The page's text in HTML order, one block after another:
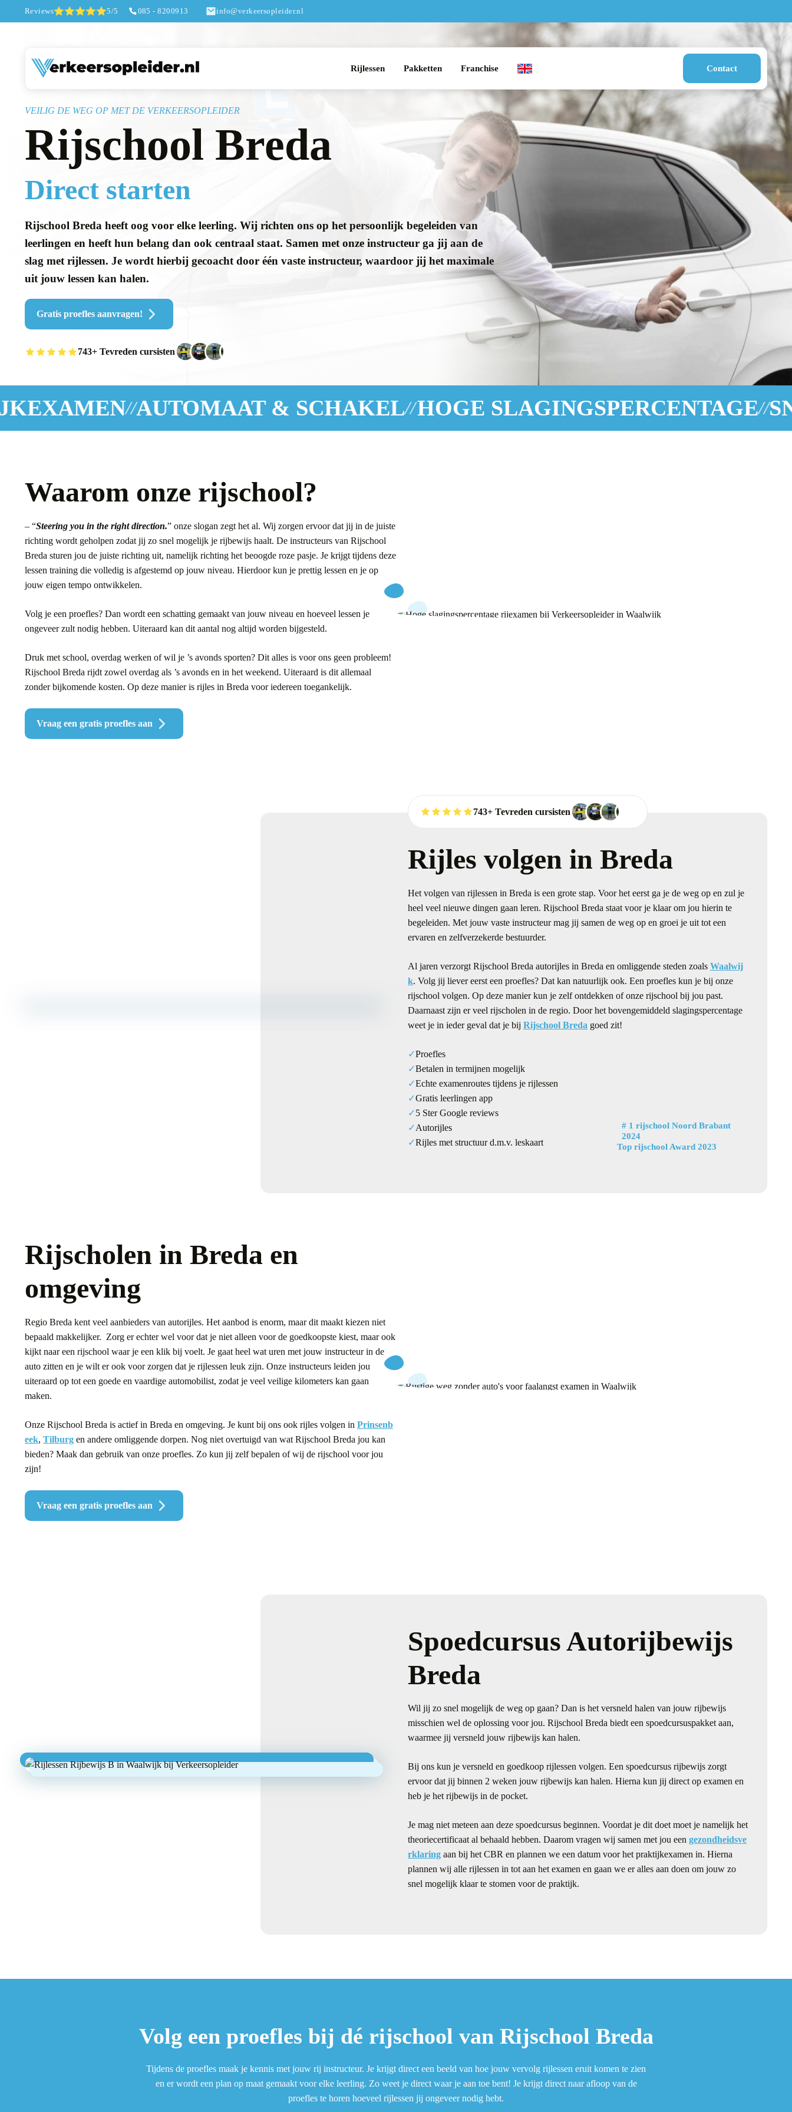
Reviews 5/5 085 - 8200913 info@verkeersopleider.nl
Rijlessen Pakketten Franchise Contact
VEILIG DE WEG OP MET DE VERKEERSOPLEIDER
Rijschool Breda
Direct starten
Rijschool Breda heeft oog voor elke leerling. Wij richten ons op het persoonlijk begeleiden van
leerlingen en heeft hun belang dan ook centraal staat. Samen met onze instructeur ga jij aan de
slag met rijlessen. Je wordt hierbij gecoacht door één vaste instructeur, waardoor jij het maximale
uit jouw lessen kan halen.
Gratis proefles aanvragen!
743+ Tevreden cursisten
AUTOMAAT & SCHAKEL //HOGE SLAGINGSPERCENTAGE//SNEL OP
Waarom onze rijschool?
– “Steering you in the right direction.” onze slogan zegt het al. Wij zorgen ervoor dat jij in de juiste
richting wordt geholpen zodat jij zo snel mogelijk je rijbewijs haalt. De instructeurs van Rijschool
Breda sturen jou de juiste richting uit, namelijk richting het beoogde roze pasje. Je krijgt tijdens deze
lessen training die volledig is afgestemd op jouw niveau. Hierdoor kun je prettig lessen en je op
jouw eigen tempo ontwikkelen.
Volg je een proefles? Dan wordt een schatting gemaakt van jouw niveau en hoeveel lessen je
ongeveer zult nodig hebben. Uiteraard kan dit aantal nog altijd worden bijgesteld.
Druk met school, overdag werken of wil je ’s avonds sporten? Dit alles is voor ons geen probleem!
Rijschool Breda rijdt zowel overdag als ’s avonds en in het weekend. Uiteraard is dit allemaal
zonder bijkomende kosten. Op deze manier is rijles in Breda voor iedereen toegankelijk.
Vraag een gratis proefles aan
743+ Tevreden cursisten
Rijles volgen in Breda
Het volgen van rijlessen in Breda is een grote stap. Voor het eerst ga je de weg op en zul je
heel veel nieuwe dingen gaan leren. Rijschool Breda staat voor je klaar om jou hierin te
begeleiden. Met jouw vaste instructeur mag jij samen de weg op en groei je uit tot een
ervaren en zelfverzekerde bestuurder.
Al jaren verzorgt Rijschool Breda autorijles in Breda en omliggende steden zoals Waalwij
k. Volg jij liever eerst een proefles? Dat kan natuurlijk ook. Een proefles kun je bij onze
rijschool volgen. Op deze manier kun je zelf ontdekken of onze rijschool bij jou past.
Daarnaast zijn er veel rijscholen in de regio. Door het bovengemiddeld slagingspercentage
weet je in ieder geval dat je bij Rijschool Breda goed zit!
Proefles
Betalen in termijnen mogelijk
Echte examenroutes tijdens je rijlessen
Gratis leerlingen app
5 Ster Google reviews
Autorijles
Rijles met structuur d.m.v. leskaart
# 1 rijschool Noord Brabant
2024
Top rijschool Award 2023
Rijscholen in Breda en
omgeving
Regio Breda kent veel aanbieders van autorijles. Het aanbod is enorm, maar dit maakt kiezen niet
bepaald makkelijker. Zorg er echter wel voor dat je niet alleen voor de goedkoopste kiest, maar ook
kijkt naar een rijschool waar je een klik bij voelt. Je gaat heel wat uren met jouw instructeur in de
auto zitten en je wilt er ook voor zorgen dat je rijlessen leuk zijn. Onze instructeurs leiden jou
uiteraard op tot een goede en vaardige automobilist, zodat je veel veilige kilometers kan gaan
maken.
Onze Rijschool Breda is actief in Breda en omgeving. Je kunt bij ons ook rijles volgen in Prinsenb
eek, Tilburg en andere omliggende dorpen. Nog niet overtuigd van wat Rijschool Breda jou kan
bieden? Maak dan gebruik van onze proefles. Zo kun jij zelf bepalen of wij de rijschool voor jou
zijn!
Vraag een gratis proefles aan
Spoedcursus Autorijbewijs
Breda
Wil jij zo snel mogelijk de weg op gaan? Dan is het versneld halen van jouw rijbewijs
misschien wel de oplossing voor jou. Rijschool Breda biedt een spoedcursuspakket aan,
waarmee jij versneld jouw rijbewijs kan halen.
Bij ons kun je versneld en goedkoop rijlessen volgen. Een spoedcursus rijbewijs zorgt
ervoor dat jij binnen 2 weken jouw rijbewijs kan halen. Hierna kun jij direct op examen en
heb je het rijbewijs in de pocket.
Je mag niet meteen aan deze spoedcursus beginnen. Voordat je dit doet moet je namelijk het
theoriecertificaat al behaald hebben. Daarom vragen wij samen met jou een gezondheidsve
rklaring aan bij het CBR en plannen we een datum voor het praktijkexamen in. Hierna
plannen wij alle rijlessen in tot aan het examen en gaan we er alles aan doen om jouw zo
snel mogelijk klaar te stomen voor de praktijk.
Volg een proefles bij dé rijschool van Rijschool Breda
Tijdens de proefles maak je kennis met jouw rij instructeur. Je krijgt direct een beeld van hoe jouw vervolg rijlessen eruit komen te zien
en er wordt een plan op maat gemaakt voor elke leerling. Zo weet je direct waar je aan toe bent! Je krijgt direct naar afloop van de
proefles te horen hoeveel rijlessen jij ongeveer nodig hebt.